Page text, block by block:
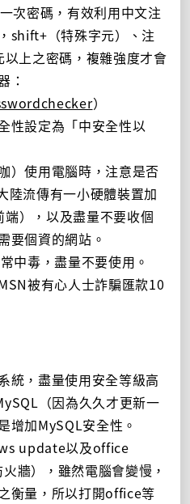
次密碼，有效利用中文注
shift+（特殊字元）、注
上之密碼，複雜強度才會
：
）
性設定為「中安全性以
）使用電腦時，注意是否
流傳有一小硬體裝置加
），以及盡量不要收個
要個資的網站。
中毒，盡量不要使用。
被有心人士詐騙匯款10
統，盡量使用安全等級高
（因為久久才更新一
增加MySQL安全性。
update以及office
牆），雖然電腦會變慢，
衡量，所以打開office等